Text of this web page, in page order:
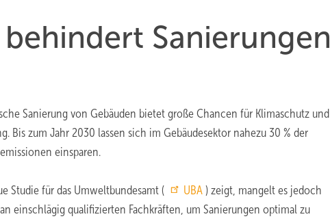
Sanierungen
Sanierung von Gebäuden bietet große Chancen für Klimaschutz und
Bis zum Jahr 2030 lassen sich im Gebäudesektor nahezu 30 % der
einsparen.
Studie für das Umweltbundesamt ( UBA) zeigt, mangelt es jedoch
einschlägig qualifizierten Fachkräften, um Sanierungen optimal zu